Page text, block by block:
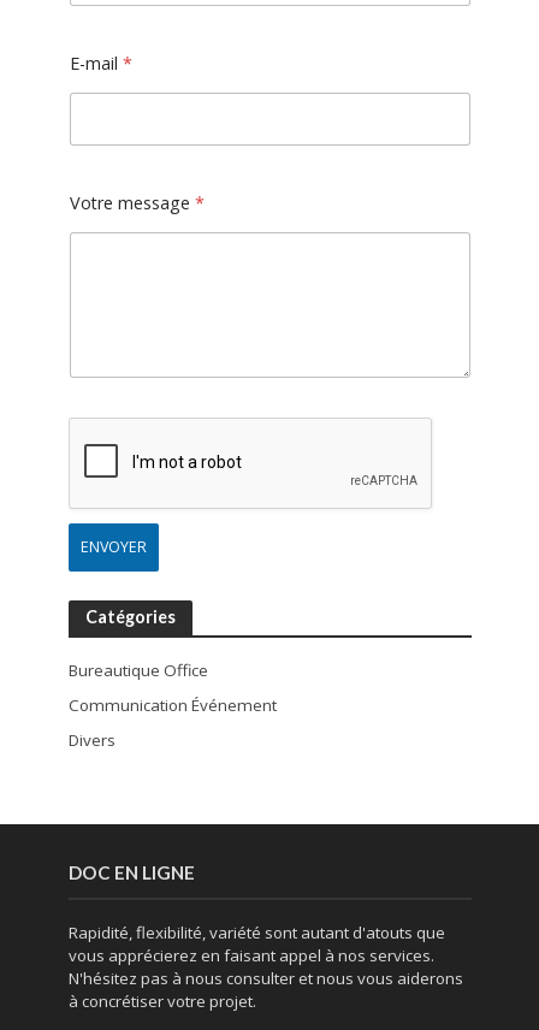
E-mail *
Votre message *
ENVOYER
Catégories
Bureautique Office
Communication Événement
Divers
DOC EN LIGNE
Rapidité, flexibilité, variété sont autant d'atouts que
vous apprécierez en faisant appel à nos services.
N'hésitez pas à nous consulter et nous vous aiderons
à concrétiser votre projet.